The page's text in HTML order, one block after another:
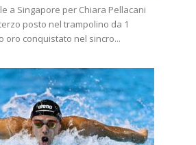
a Singapore per Chiara Pellacani
posto nel trampolino da 1
oro conquistato nel sincro...